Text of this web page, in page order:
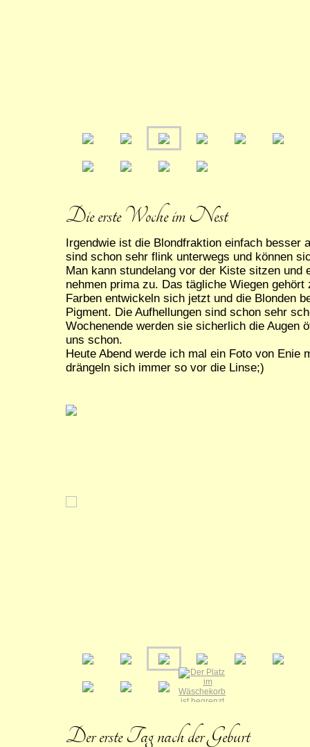
Die erste Woche im Nest
Irgendwie ist die Blondfraktion einfach besser
sind schon sehr flink unterwegs und können
Man kann stundelang vor der Kiste sitzen und
nehmen prima zu. Das tägliche Wiegen gehört
Farben entwickeln sich jetzt und die Blonden
Pigment. Die Aufhellungen sind schon sehr
Wochenende werden sie sicherlich die Augen
uns schon.
Heute Abend werde ich mal ein Foto von Enie
drängeln sich immer so vor die Linse;)
Der erste Tag nach der Geburt